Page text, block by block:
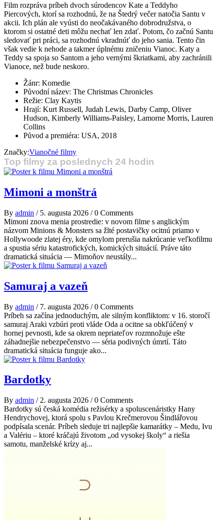
Film rozpráva príbeh dvoch súrodencov Kate a Teddyho
Piercových, ktorí sa rozhodnú, že na Štedrý večer natočia Santu v
akcii. Ich plán ale vyústi do neočakávaného dobrodružstva, o
ktorom si ostatné deti môžu nechať len zdať. Potom, čo začnú Santu
sledovať pri práci, sa rozhodnú vkradnúť do jeho sania. Tento čin
však vedie k nehode a takmer úplnému zničeniu Vianoc. Katy a
Teddy sa spoja so Santom a jeho vernými škriatkami, aby zachránili
Vianoce, než bude neskoro.
Žánr: Komedie
Původní název: The Christmas Chronicles
Režie: Clay Kaytis
Hrají: Kurt Russell, Judah Lewis, Darby Camp, Oliver
Hudson, Kimberly Williams-Paisley, Lamorne Morris, Lauren
Collins
Původ a premiéra: USA, 2018
Značky:Vianočné filmy
Top filmy za poslednych 24 hodin
Mimoni a monštrá
By admin / 5. augusta 2026 /0 Comments
Mimoni znova menia prostredie: v novom filme s anglickým
názvom Minions & Monsters sa žlté postavičky ocitnú priamo v
Hollywoode zlatej éry, kde omylom prerušia nakrúcanie veľkofilmu
a spustia sériu katastrofických, komických situácií. Práve táto
dramatická situácia — Mimoňov neustály...
Samuraj a vazeň
By admin / 7. augusta 2026 /0 Comments
Príbeh sa začína jednoduchým, ale silným konfliktom: v 16. storočí
samuraj Araki vzbúri proti vláde Oda a ocitne sa obkľúčený v
hornej pevnosti, kde sa okrem nepriateľov rozmnožuje ešte
záhadnejšie nebezpečenstvo — séria podivných úmrtí. Táto
dramatická situácia funguje ako...
Bardotky
By admin / 2. augusta 2026 /0 Comments
Bardotky sú česká komédia režisérky a spoluscenáristky Hany
Hendrychovej, ktorá spolu s Pavlou Krečmerovou Šindlářovou
podpísala scenár. Príbeh sleduje tri najlepšie kamarátky – Medu, Ivu
a Valériu – ktoré kráčajú životom „od vysokej školy“ a riešia
samotu, manželské krízy aj...